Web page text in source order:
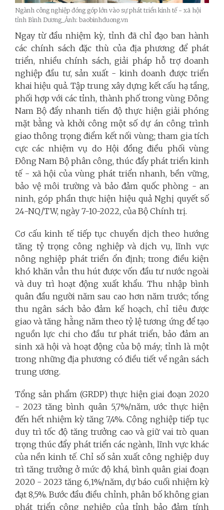
Ngành công nghiệp đóng góp lớn vào sự phát triển kinh tế - xã hội
tỉnh Bình Dương_Ảnh: baobinhduong.vn
Ngay từ đầu nhiệm kỳ, tỉnh đã chỉ đạo ban hành
các chính sách đặc thù của địa phương để phát
triển, nhiều chính sách, giải pháp hỗ trợ doanh
nghiệp đầu tư, sản xuất - kinh doanh được triển
khai hiệu quả. Tập trung xây dựng kết cấu hạ tầng,
phối hợp với các tỉnh, thành phố trong vùng Đông
Nam Bộ đẩy nhanh tiến độ thực hiện giải phóng
mặt bằng và khởi công một số dự án công trình
giao thông trọng điểm kết nối vùng; tham gia tích
cực các nhiệm vụ do Hội đồng điều phối vùng
Đông Nam Bộ phân công, thúc đẩy phát triển kinh
tế - xã hội của vùng phát triển nhanh, bền vững,
bảo vệ môi trường và bảo đảm quốc phòng - an
ninh, góp phần thực hiện hiệu quả Nghị quyết số
24-NQ/TW, ngày 7-10-2022, của Bộ Chính trị.
Cơ cấu kinh tế tiếp tục chuyển dịch theo hướng
tăng tỷ trọng công nghiệp và dịch vụ, lĩnh vực
nông nghiệp phát triển ổn định; trong điều kiện
khó khăn vẫn thu hút được vốn đầu tư nước ngoài
và duy trì hoạt động xuất khẩu. Thu nhập bình
quân đầu người năm sau cao hơn năm trước; tổng
thu ngân sách bảo đảm kế hoạch, chỉ tiêu được
giao và tăng hằng năm theo tỷ lệ tương ứng để tạo
nguồn lực chi cho đầu tư phát triển, bảo đảm an
sinh xã hội và hoạt động của bộ máy; tỉnh là một
trong những địa phương có điều tiết về ngân sách
trung ương.
Tổng sản phẩm (GRDP) thực hiện giai đoạn 2020
- 2023 tăng bình quân 5,7%/năm, ước thực hiện
đến hết nhiệm kỳ tăng 7,4%.Công nghiệp tiếp tục
duy trì tốc độ tăng trưởng cao và giữ vai trò quan
trọng thúc đẩy phát triển các ngành, lĩnh vực khác
của nền kinh tế. Chỉ số sản xuất công nghiệp duy
trì tăng trưởng ở mức độ khá, bình quân giai đoạn
2020 - 2023 tăng 6,1%/năm,dự báo cuối nhiệm kỳ
đạt 8,5%. Bước đầu điều chỉnh, phân bố không gian
phát triển công nghiệp của tỉnh bảo đảm tính